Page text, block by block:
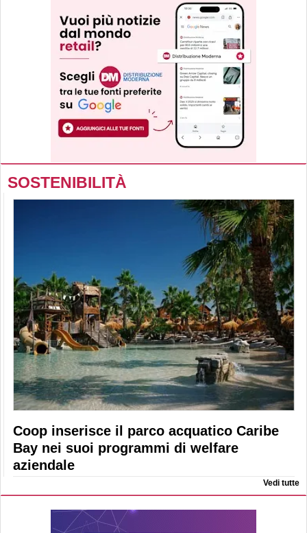
SOSTENIBILITÀ
Coop inserisce il parco acquatico Caribe
Bay nei suoi programmi di welfare
aziendale
Vedi tutte